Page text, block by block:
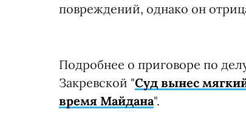
повреждений, однако он
Подробнее о приговоре по
Закревской "Суд вынес
время Майдана".